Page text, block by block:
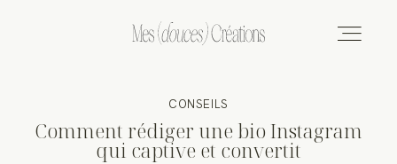
CONSEILS
Comment rédiger une bio Instagram
qui captive et convertit